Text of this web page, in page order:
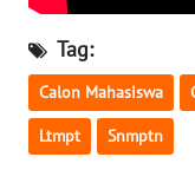
Tag:
Calon Mahasiswa
Ltmpt Snmptn
WN
BABEL
WN
SUMBAR